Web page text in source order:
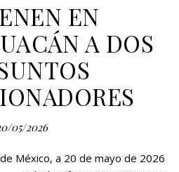
EN
A DOS
05/2026
de México, a 20 de mayo de 2026